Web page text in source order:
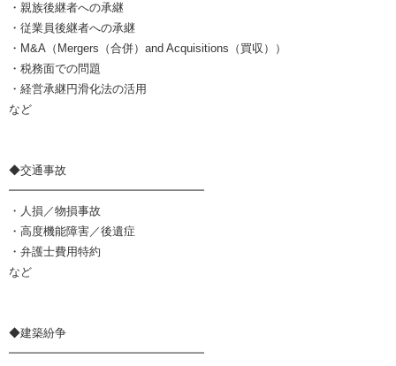
・親族後継者への承継
・従業員後継者への承継
・M&A（Mergers（合併）and Acquisitions（買収））
・税務面での問題
・経営承継円滑化法の活用
など
◆交通事故
━━━━━━━━━━━━━━━━━
・人損／物損事故
・高度機能障害／後遺症
・弁護士費用特約
など
◆建築紛争
━━━━━━━━━━━━━━━━━